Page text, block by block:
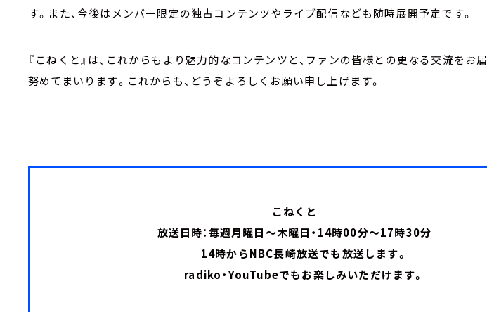
す。また、今後はメンバー限定の独占コンテンツやライブ配信なども随時展開予定です。
『こねくと』は、これからもより魅力的なコンテンツと、ファンの皆様との更なる交流をお
努めてまいります。これからも、どうぞよろしくお願い申し上げます。
こねくと
放送日時：毎週月曜日～木曜日・14時00分～17時30分
14時からNBC長崎放送でも放送します。
radiko・YouTubeでもお楽しみいただけます。